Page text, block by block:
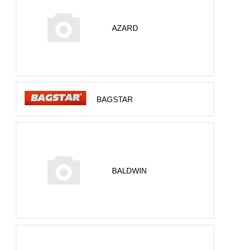
AZARD
BAGSTAR
BALDWIN